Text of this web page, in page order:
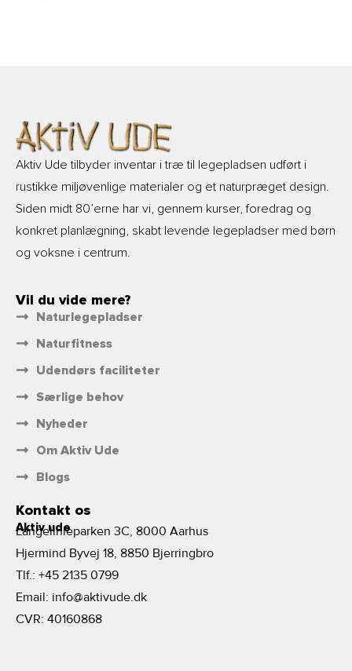
Aktiv Ude tilbyder inventar i træ til legepladsen udført i
rustikke miljøvenlige materialer og et naturpræget design.
Siden midt 80’erne har vi, gennem kurser, foredrag og
konkret planlægning, skabt levende legepladser med børn
og voksne i centrum.
Vil du vide mere?
Naturlegepladser
Naturfitness
Udendørs faciliteter
Særlige behov
Nyheder
Om Aktiv Ude
Blogs
Kontakt os
Aktiv ude
Langelinieparken 3C, 8000 Aarhus
Hjermind Byvej 18, 8850 Bjerringbro
Tlf.: +45 2135 0799
Email: info@aktivude.dk
CVR: 40160868